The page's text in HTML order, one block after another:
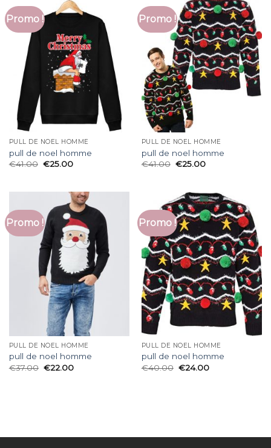
Promo !
PULL DE NOEL HOMME
pull de noel homme
€41.00 €25.00
Promo !
PULL DE NOEL HOMME
pull de noel homme
€41.00 €25.00
Promo !
PULL DE NOEL HOMME
pull de noel homme
€37.00 €22.00
Promo !
PULL DE NOEL HOMME
pull de noel homme
€40.00 €24.00